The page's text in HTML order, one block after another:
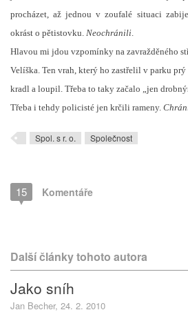
procházet, až jednou v zoufalé situaci
okrást o pětistovku. Neochránili.
Hlavou mi jdou vzpomínky na zavražděného
Velíška. Ten vrah, který ho zastřelil v parku
kradl a loupil. Třeba to taky začalo „jen
Třeba i tehdy policisté jen krčili rameny.
Spol. s r. o. Společnost
15 Komentáře
Další články tohoto autora
Jako sníh
Jan Becher, 24. 2. 2010